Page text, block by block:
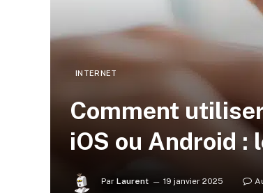
INTERNET
Comment
iOS ou Android :
Par Laurent 19 janvier 2025